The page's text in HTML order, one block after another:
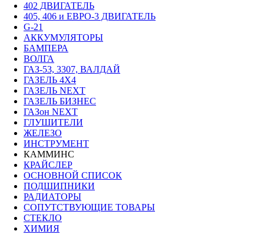
402 ДВИГАТЕЛЬ
405, 406 и ЕВРО-3 ДВИГАТЕЛЬ
G-21
АККУМУЛЯТОРЫ
БАМПЕРА
ВОЛГА
ГАЗ-53, 3307, ВАЛДАЙ
ГАЗЕЛЬ 4Х4
ГАЗЕЛЬ NEXT
ГАЗЕЛЬ БИЗНЕС
ГАЗон NEXT
ГЛУШИТЕЛИ
ЖЕЛЕЗО
ИНСТРУМЕНТ
КАММИНС
КРАЙСЛЕР
ОСНОВНОЙ СПИСОК
ПОДШИПНИКИ
РАДИАТОРЫ
СОПУТСТВУЮЩИЕ ТОВАРЫ
СТЕКЛО
ХИМИЯ